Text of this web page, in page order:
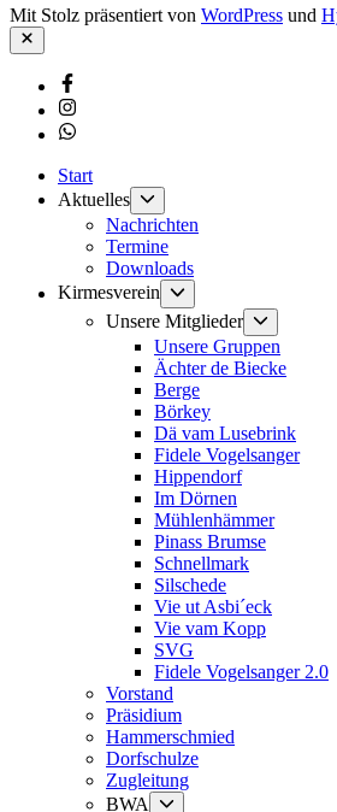
Mit Stolz präsentiert von WordPress und
Schließen
Facebook
Instagram
Whatsapp
Start
Aktuelles
anzeigen
Nachrichten
Termine
Downloads
Kirmesverein
Untermenü
anzeigen
Unsere Mitglieder
anzeigen
Unsere Gruppen
Ächter de Biecke
Berge
Börkey
Dä vam Lusebrink
Fidele Vogelsanger
Hippendorf
Im Dörnen
Mühlenhämmer
Pinass Brumse
Schnellmark
Silschede
Vie ut Asbi´eck
Vie vam Kopp
SVG
Fidele Vogelsanger 2.0
Vorstand
Präsidium
Hammerschmied
Dorfschulze
Zugleitung
BWA